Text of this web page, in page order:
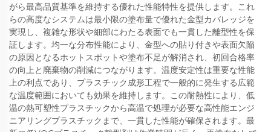
がら最高品質基準を維持する優れた性能特性を提供します。これ
らの高度なシステムは最小限の塗布量で優れた金型カバレッジを
実現し、複雑な形状や細部にわたる表面でも一貫した離型性を保
証します。均一な分布性能により、金型への貼り付きや表面欠陥
の原因となるホットスポットや塗布不足が解消され、初回合格率
の向上と廃棄物の削減につながります。温度安定性は重要な性能
上の利点であり、プラスチック成形工程で一般的に発生する広範
な温度範囲においても効果を維持します。この耐熱性により、低
温の熱可塑性プラスチックから高温で処理が必要な高性能エンジ
ニアリングプラスチックまで、一貫した性能が確保されます。最